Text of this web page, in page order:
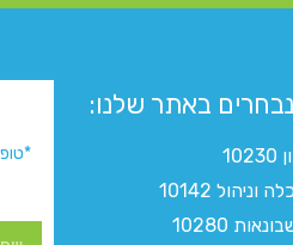
באתר שלנו:​
10142
10280